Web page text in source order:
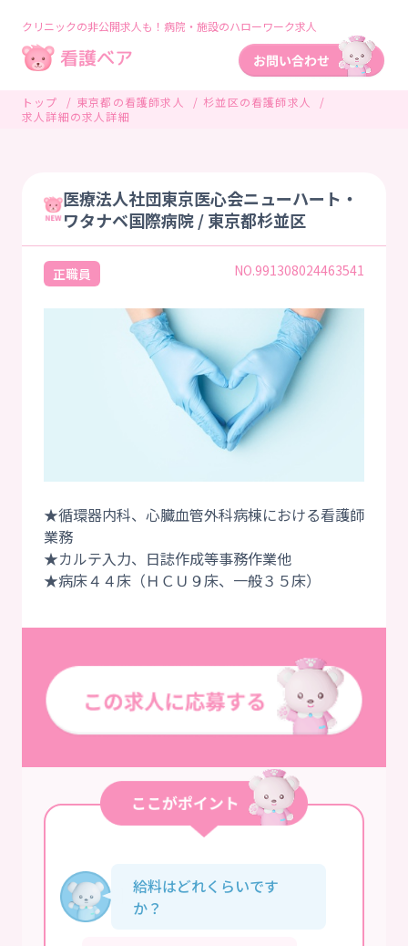
クリニックの非公開求人も！病院・施設のハローワーク求人
トップ 東京都の看護師求人
杉並区の看護師求人
求人詳細の求人詳細
医療法人社団東京医心会ニューハート・
ワタナベ国際病院 / 東京都杉並区
正職員 NO.991308024463541
★循環器内科、心臓血管外科病棟における看護師
業務
★カルテ入力、日誌作成等事務作業他
給料はどれくらいです
か？